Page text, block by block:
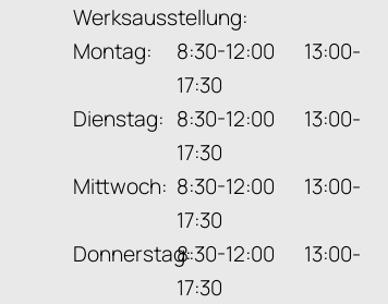
Werksausstellung:
Montag:
8:30-12:00 13:00-
17:30
Dienstag: 8:30-12:00 13:00-
17:30
Mittwoch: 8:30-12:00 13:00-
17:30
Donnerstag:8:30-12:00 13:00-
17:30